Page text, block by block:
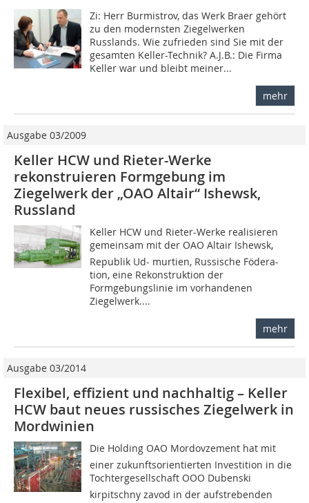
Zi: Herr Burmistrov, das Werk Braer gehört
zu den modernsten Ziegelwerken
Russlands. Wie zufrieden sind Sie mit der
gesamten Keller-Technik? A.J.B.: Die Firma
Keller war und bleibt meiner...
mehr
Ausgabe 03/2009
Keller HCW und Rieter-Werke
rekonstruieren Formgebung im
Ziegelwerk der „OAO Altair“ Ishewsk,
Russland
Keller HCW und Rieter-Werke realisieren
gemeinsam mit der OAO Altair Ishewsk,
Republik Ud- murtien, Russische Födera-
tion, eine Rekonstruktion der
Formgebungslinie im vorhandenen
Ziegelwerk....
mehr
Ausgabe 03/2014
Flexibel, effizient und nachhaltig – Keller
HCW baut neues russisches Ziegelwerk in
Mordwinien
Die Holding OAO Mordovzement hat mit
einer zukunftsorientierten Investition in die
Tochtergesellschaft OOO Dubenski
kirpitschny zavod in der aufstrebenden